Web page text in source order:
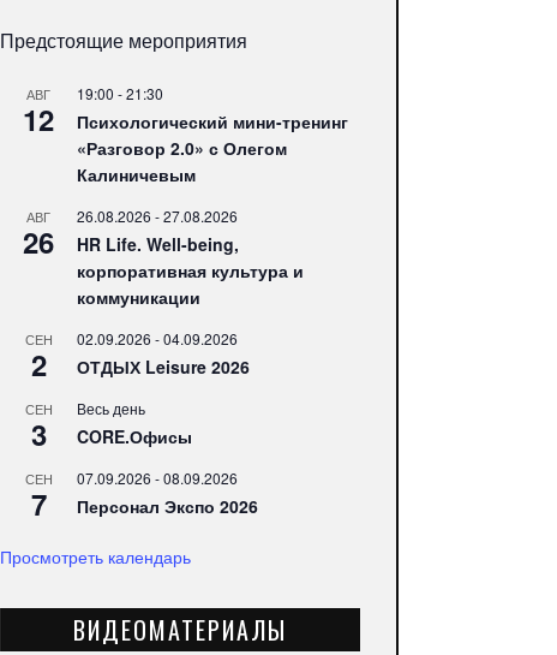
Предстоящие мероприятия
АВГ
12
19:00 -21:30
Психологический мини-тренинг
«Разговор 2.0» с Олегом
Калиничевым
АВГ
26
26.08.2026 -27.08.2026
HR Life. Well-being,
корпоративная культура и
коммуникации
СЕН
2
02.09.2026 -04.09.2026
ОТДЫХ Leisure 2026
СЕН
3
Весь день
CORE.Офисы
СЕН
7
07.09.2026 -08.09.2026
Персонал Экспо 2026
Просмотреть календарь
ВИДЕОМАТЕРИАЛЫ